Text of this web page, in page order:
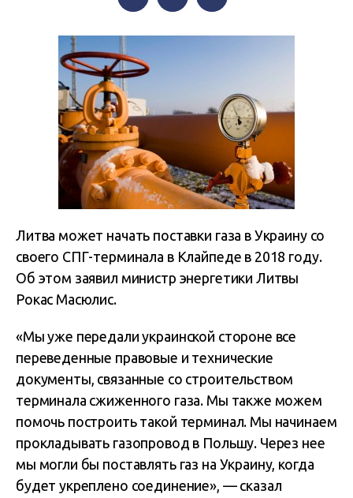
Литва может начать поставки газа в Украину со
своего СПГ-терминала в Клайпеде в 2018 году.
Об этом заявил министр энергетики Литвы
Рокас Масюлис.
«Мы уже передали украинской стороне все
переведенные правовые и технические
документы, связанные со строительством
терминала сжиженного газа. Мы также можем
помочь построить такой терминал. Мы начинаем
прокладывать газопровод в Польшу. Через нее
мы могли бы поставлять газ на Украину, когда
будет укреплено соединение», — сказал